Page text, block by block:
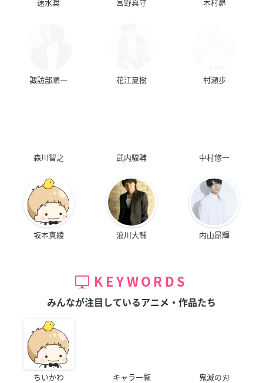
諏訪部順一 花江夏樹 村瀬歩
森川智之 武内駿輔 中村悠一
坂本真綾 浪川大輔 内山昂輝
KEYWORDS
みんなが注目しているアニメ・作品たち
ちいかわ キャラ一覧 鬼滅の刃